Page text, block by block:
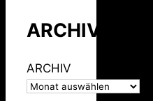
ARCHIV
ARCHIV